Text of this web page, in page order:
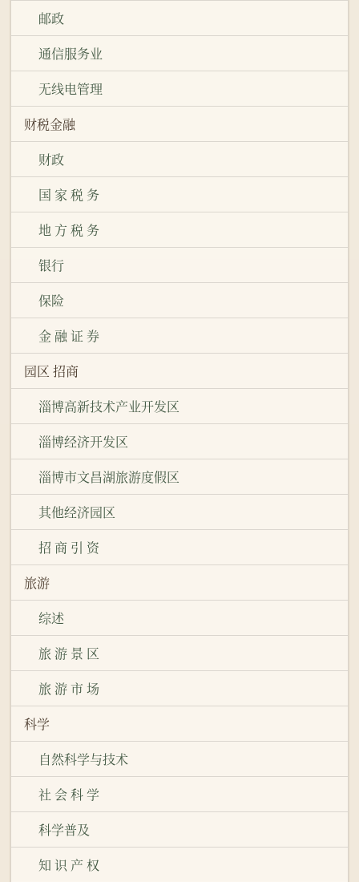
邮政
通信服务业
无线电管理
财税金融
财政
国 家 税 务
地 方 税 务
银行
保险
金 融 证 券
园区 招商
淄博高新技术产业开发区
淄博经济开发区
淄博市文昌湖旅游度假区
其他经济园区
招 商 引 资
旅游
综述
旅 游 景 区
旅 游 市 场
科学
自然科学与技术
社 会 科 学
科学普及
知 识 产 权